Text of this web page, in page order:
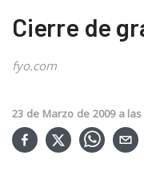
Cierre de
fyo.com
23 de Marzo de 2009 a las